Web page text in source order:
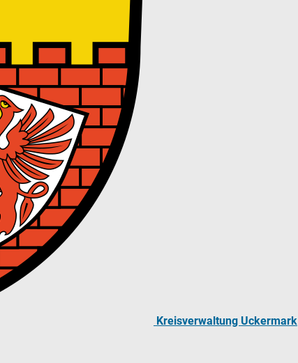
Kreisverwaltung Uckermark